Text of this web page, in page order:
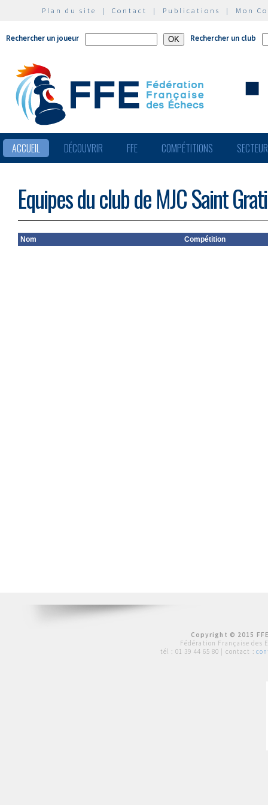
Plan du site | Contact | Publications | Mon
Rechercher un joueur Rechercher un club
ACCUEIL DÉCOUVRIR FFE COMPÉTITIONS
Equipes du club de MJC Saint
Nom Compétition
Copyright © 2015
Fédération Française des
tél : 01 39 44 65 80 | contact :